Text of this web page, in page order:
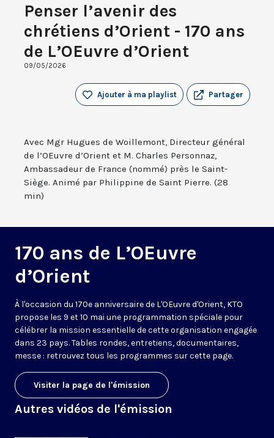
Penser l’avenir des
chrétiens d’Orient - 170 ans
de L’OEuvre d’Orient
09/05/2026
Partager
Ajouter à ma playlist
Avec Mgr Hugues de Woillemont, Directeur général
de l’OEuvre d’Orient et M. Charles Personnaz,
Ambassadeur de France (nommé) près le Saint-
Siège. Animé par Philippine de Saint Pierre. (28
min)
170 ans de L’OEuvre
d’Orient
À l'occasion du 170e anniversaire de L'OEuvre d'Orient, KTO
propose les 9 et 10 mai une programmation spéciale pour
célébrer la mission essentielle de cette organisation engagée
dans 23 pays. Tables rondes, entretiens, documentaires,
messe : retrouvez tous les programmes sur cette page.
Visiter la page de l'émission
Autres vidéos de l'émission